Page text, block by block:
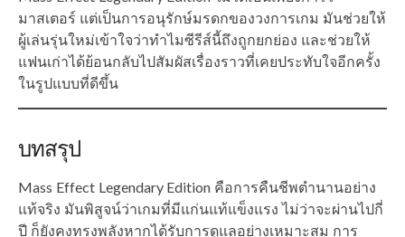
มาสเตอร์ แต่เป็นการอนุรักษ์มรดกของวงการเกม มันช่วยให้
ผู้เล่นรุ่นใหม่เข้าใจว่าทำไมซีรีส์นี้ถึงถูกยกย่อง และช่วยให้
แฟนเก่าได้ย้อนกลับไปสัมผัสเรื่องราวที่เคยประทับใจอีกครั้ง
ในรูปแบบที่ดีขึ้น
บทสรุป
Mass Effect Legendary Edition คือการคืนชีพตำนานอย่าง
แท้จริง มันพิสูจน์ว่าเกมที่มีแก่นแท้แข็งแรง ไม่ว่าจะผ่านไปกี่
ปี ก็ยังคงทรงพลังหากได้รับการดูแลอย่างเหมาะสม การ